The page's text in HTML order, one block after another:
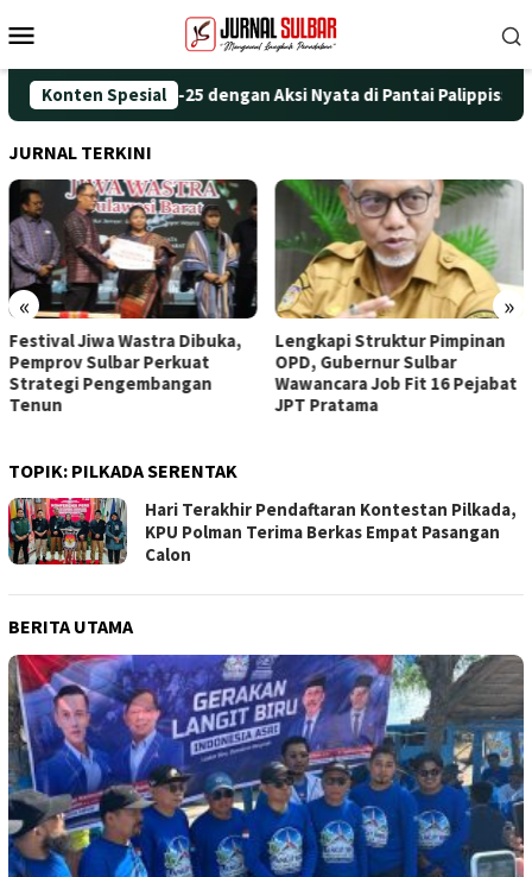
ke
Mobile
Konten Spesial
HUT ke-25 dengan Aksi Nyata di Pantai Palippis:
JURNAL TERKINI
« »
Jiwa Wastra Dibuka,
Sulbar Perkuat
Pengembangan
Lengkapi Struktur Pimpinan
OPD, Gubernur Sulbar
Wawancara Job Fit 16 Pejabat
JPT Pratama
TOPIK: PILKADA SERENTAK
Hari Terakhir Pendaftaran Kontestan Pilkada,
KPU Polman Terima Berkas Empat Pasangan
Calon
BERITA UTAMA